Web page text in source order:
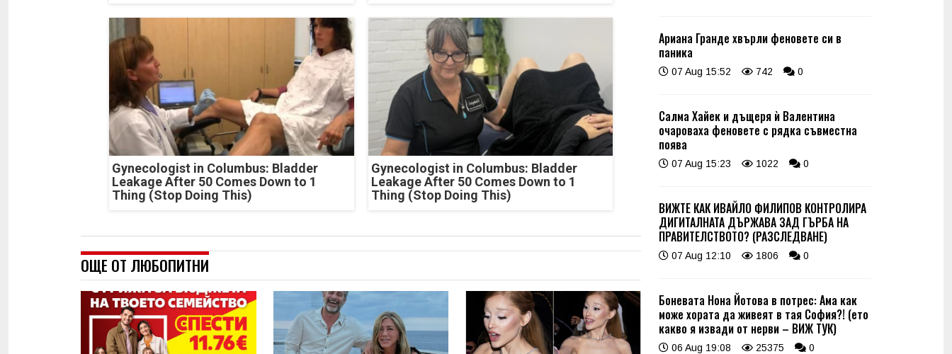
Gynecologist in Columbus: Bladder
Leakage After 50 Comes Down to 1
Thing (Stop Doing This)
Gynecologist in Columbus: Bladder
Leakage After 50 Comes Down to 1
Thing (Stop Doing This)
ОЩЕ ОТ ЛЮБОПИТНИ
Ариана Гранде хвърли феновете си в
паника
07 Aug 15:52 742 0
Салма Хайек и дъщеря ѝ Валентина
очароваха феновете с рядка съвместна
поява
07 Aug 15:23 1022 0
ВИЖТЕ КАК ИВАЙЛО ФИЛИПОВ КОНТРОЛИРА
ДИГИТАЛНАТА ДЪРЖАВА ЗАД ГЪРБА НА
ПРАВИТЕЛСТВОТО? (РАЗСЛЕДВАНЕ)
07 Aug 12:10 1806 0
Боневата Нона Йотова в потрес: Ама как
може хората да живеят в тая София?! (ето
какво я извади от нерви – ВИЖ ТУК)
06 Aug 19:08 25375 0